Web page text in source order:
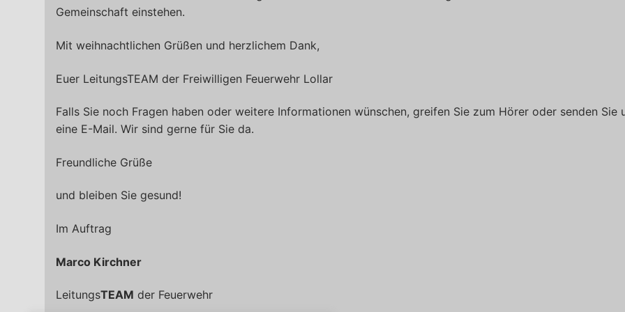
Gemeinschaft einstehen.
Mit weihnachtlichen Grüßen und herzlichem Dank,
Euer LeitungsTEAM der Freiwilligen Feuerwehr Lollar
Falls Sie noch Fragen haben oder weitere Informationen wünschen, greifen Sie zum Hörer oder senden Sie
eine E-Mail. Wir sind gerne für Sie da.
Freundliche Grüße
und bleiben Sie gesund!
Im Auftrag
Marco Kirchner
LeitungsTEAM der Feuerwehr